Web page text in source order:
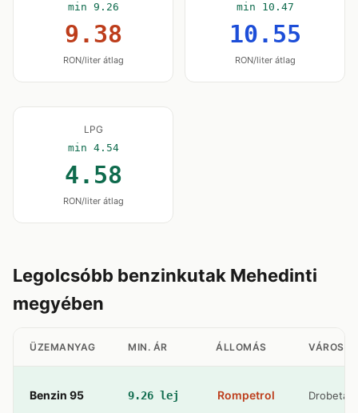
min 9.26
9.38
RON/liter átlag
min 10.47
10.55
RON/liter átlag
LPG
min 4.54
4.58
RON/liter átlag
Legolcsóbb benzinkutak Mehedinti
megyében
ÜZEMANYAG MIN. ÁR ÁLLOMÁS VÁROS
Benzin 95 9.26 lej Rompetrol Drobeta